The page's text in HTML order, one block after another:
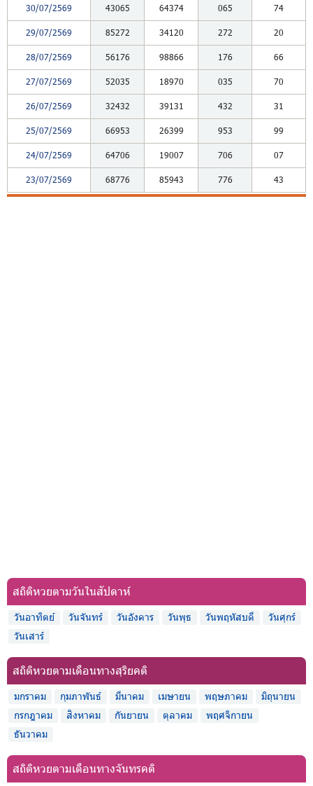
30/07/2569 43065 64374 065 74
29/07/2569 85272 34120 272 20
28/07/2569 56176 98866 176 66
27/07/2569 52035 18970 035 70
26/07/2569 32432 39131 432 31
25/07/2569 66953 26399 953 99
24/07/2569 64706 19007 706 07
23/07/2569 68776 85943 776 43
สถิติหวยตามวันในสัปดาห์
วันอาทิตย์ วันจันทร์ วันอังคาร วันพุธ วันพฤหัสบดี
วันศุกร์
วันเสาร์
สถิติหวยตามเดือนทางสุริยคติ
มกราคม กุมภาพันธ์ มีนาคม เมษายน พฤษภาคม
มิถุนายน
กรกฎาคม
สิงหาคม กันยายน ตุลาคม
พฤศจิกายน
ธันวาคม
สถิติหวยตามเดือนทางจันทรคติ